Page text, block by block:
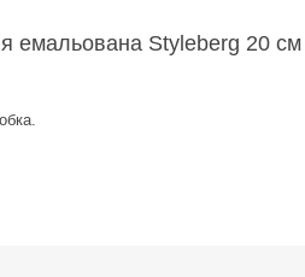
емальована Styleberg 20